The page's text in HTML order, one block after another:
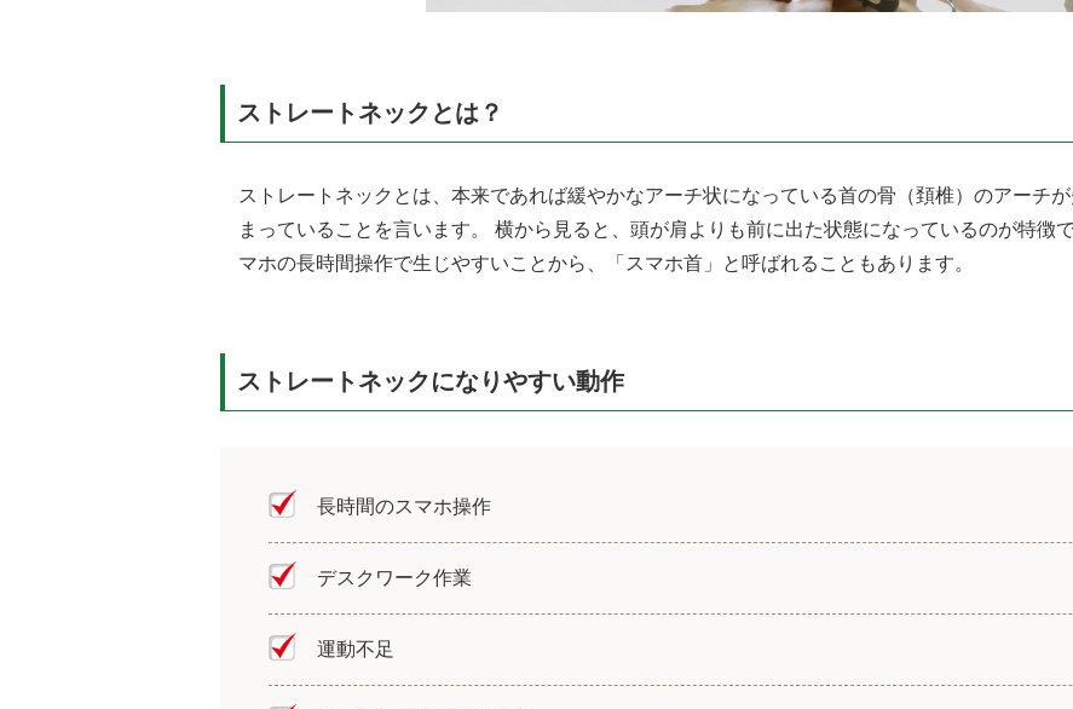
ストレートネックとは？
ストレートネックとは、本来であれば緩やかなアーチ状になっている首の骨（頚椎）のアーチ
まっていることを言います。 横から見ると、頭が肩よりも前に出た状態になっているのが特徴
マホの長時間操作で生じやすいことから、「スマホ首」と呼ばれることもあります。
ストレートネックになりやすい動作
長時間のスマホ操作
デスクワーク作業
運動不足